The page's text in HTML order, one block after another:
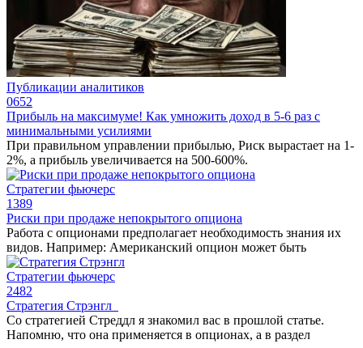
Публикации аналитиков
0652
Прибыль на максимуме! Как умножить доход в 5-6 раз с
минимальными усилиями
При правильном управлении прибылью, Риск вырастает на 1-
2%, а прибыль увеличивается на 500-600%.
Стратегии фьючерс
1389
Риски при продаже непокрытого опциона
Работа с опционами предполагает необходимость знания их
видов. Например: Американский опцион может быть
Стратегии фьючерс
2482
Стратегия Стрэнгл
Со стратегией Стреддл я знакомил вас в прошлой статье.
Напомню, что она применяется в опционах, а в раздел